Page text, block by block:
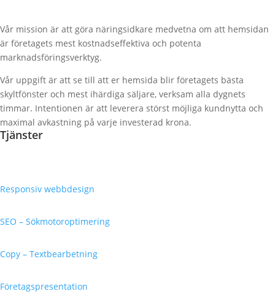
Vår mission är att göra näringsidkare medvetna om att hemsidan
är företagets mest kostnadseffektiva och potenta
marknadsföringsverktyg.
Vår uppgift är att se till att er hemsida blir företagets bästa
skyltfönster och mest ihärdiga säljare, verksam alla dygnets
timmar. Intentionen är att leverera störst möjliga kundnytta och
maximal avkastning på varje investerad krona.
Tjänster
Responsiv webbdesign
SEO – Sökmotoroptimering
Copy – Textbearbetning
Företagspresentation